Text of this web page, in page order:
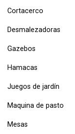
Cortacerco
Desmalezadoras
Gazebos
Hamacas
Juegos de jardín
Maquina de pasto
Mesas